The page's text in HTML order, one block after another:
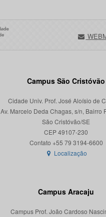
Campus São Cristóvão
Cidade Univ. Prof. José Aloísio de
Av. Marcelo Deda Chagas, s/n, Bairro
São Cristóvão/SE
CEP 49107-230
Localização
Campus Aracaju
Campus Prof. João Cardoso